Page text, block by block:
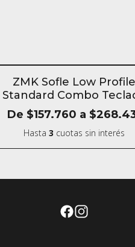
SIN STOCK
ZMK Sofle Low Profile
Standard Combo
Mecanico
De $157.760 a
Hasta 3 cuotas sin interés